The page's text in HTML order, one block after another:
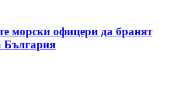
морски офицери да бранят
България